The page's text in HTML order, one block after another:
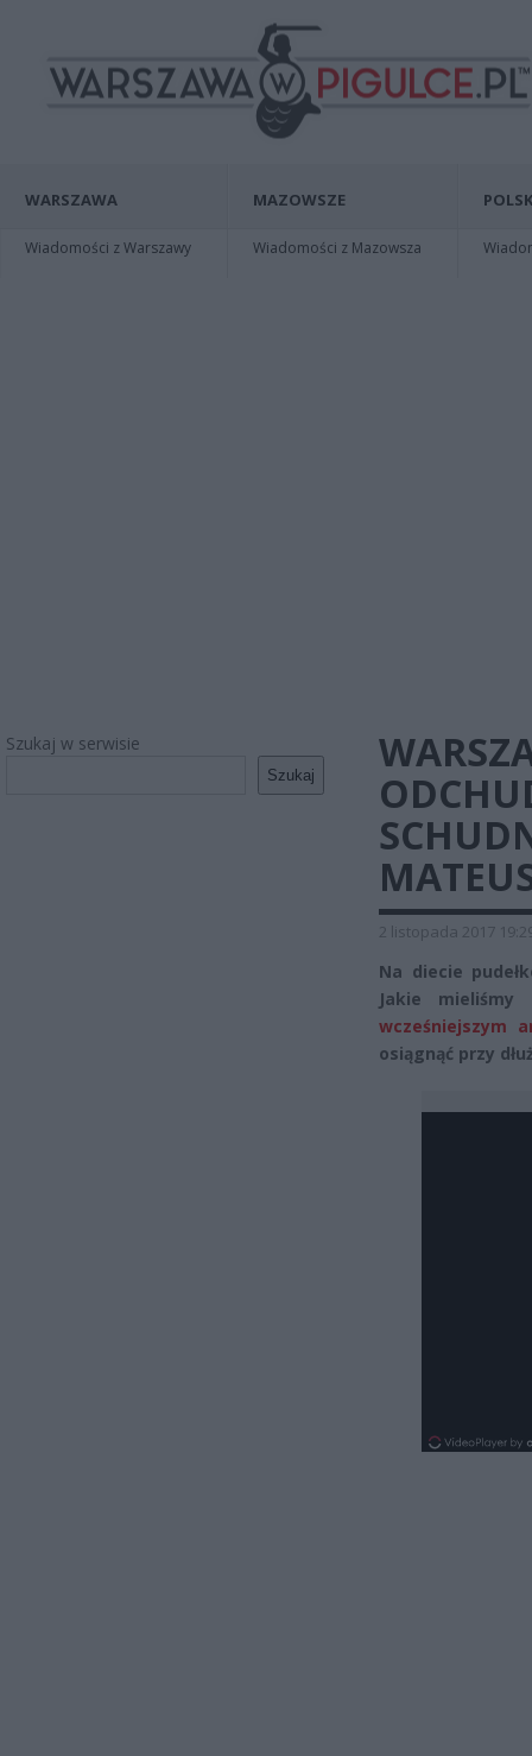
WARSZAWA
Wiadomości z Warszawy
MAZOWSZE
Wiadomości z Mazowsza
Szukaj w serwisie
Szukaj
2 listopada 2017
Na diecie
Jakie
wcześniejszym
osiągnąć przy